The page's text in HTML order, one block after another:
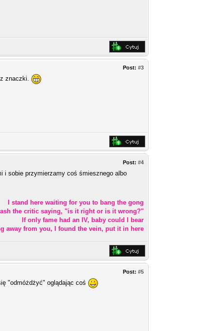
Post:#3
znaczki.
Post:#4
i sobie przymierzamy coś śmiesznego albo
I stand here waiting for you to bang the gong
the critic saying, "is it right or is it wrong?"
If only fame had an IV, baby could I bear
away from you, I found the vein, put it in here
Post:#5
"odmóżdżyć" oglądając coś